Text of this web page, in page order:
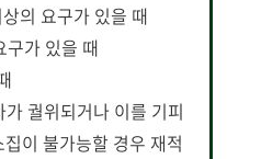
의 요구가 있을 때
구가 있을 때
궐위되거나 이를 기피
이 불가능할 경우 재적